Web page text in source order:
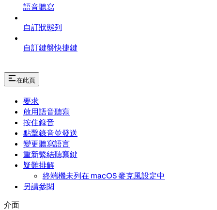
語音聽寫
自訂狀態列
自訂鍵盤快捷鍵
在此頁
要求
啟用語音聽寫
按住錄音
點擊錄音並發送
變更聽寫語言
重新繫結聽寫鍵
疑難排解
終端機未列在 macOS 麥克風設定中
另請參閱
介面